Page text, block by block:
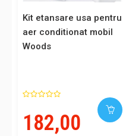
Kit etansare usa pentru
aer conditionat mobil
Woods
182,00